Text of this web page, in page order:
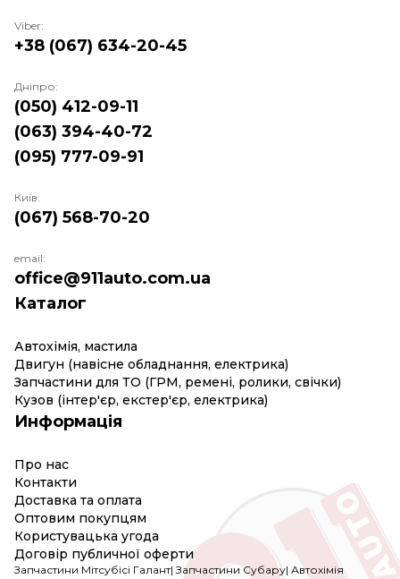
Каталог
Автохімія, мастила
Двигун (навісне обладнання, електрика)
Запчастини для ТО (ГРМ, ремені, ролики, свічки)
Кузов (інтер'єр, екстер'єр, електрика)
Информація
Про нас
Контакти
Доставка та оплата
Оптовим покупцям
Користувацька угода
Договір публичної оферти
Viber:
+38 (067) 634-20-45
Дніпро:
(050) 412-09-11
(063) 394-40-72
(095) 777-09-91
Київ:
(067) 568-70-20
email:
office@911auto.com.ua
Запчастини Мітсубісі Галант|Запчастини Субару| Автохімія